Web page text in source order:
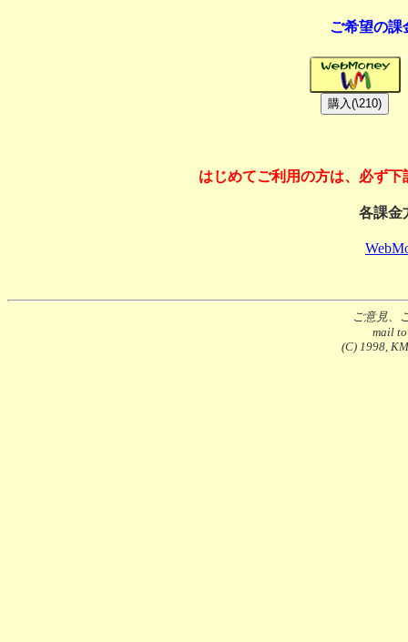
ご希望の課
はじめてご利用の方は、必ず
各課金
ご意見、
mail
(C) 1998,